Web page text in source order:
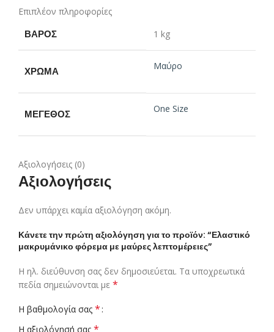
Επιπλέον πληροφορίες
ΒΆΡΟΣ 1 kg
ΧΡΏΜΑ Μαύρο
ΜΈΓΕΘΟΣ One Size
Αξιολογήσεις (0)
Αξιολογήσεις
Δεν υπάρχει καμία αξιολόγηση ακόμη.
Κάνετε την πρώτη αξιολόγηση για το προϊόν: “Ελαστικό
μακρυμάνικο φόρεμα με μαύρες λεπτομέρειες”
Η ηλ. διεύθυνση σας δεν δημοσιεύεται. Τα υποχρεωτικά
πεδία σημειώνονται με *
Η βαθμολογία σας *
Η αξιολόγησή σας *